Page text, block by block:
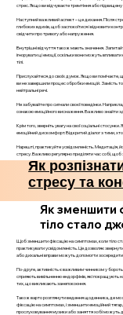
стрес. Якщо ви відчуваєте тремтіння або
Наступний важливий аспект – це дихання. Після
глибоких вдихів, щоб заспокоїтися і відновити
свідчити про тривогу або напруження.
Внутрішні відчуття також мають значення.
ігнорувати ці емоції, оскільки вони можуть
тілі.
Прислухайтеся до своїх думок. Якщо ви помічаєте,
ви не завершили процес обробки емоцій. Замість
нейтральні речі.
Не забувайте про сигнали своєї поведінки.
ознакою емоційного виснаження. Важливо знайти
Крім того, зверніть увагу на свої соціальні
емоційний дискомфорт. Відкритий діалог з тими,
Нарешті, практикуйте усвідомленість. Медитація,
стресу. Важливо регулярно приділяти час собі, щоб
Як
стресу та
Як зменшити
тіло стало
Щоб зменшити фіксацію на симптомах, коли тіло
практикувати усвідомленість. Це дозволяє
або дихальні вправи можуть допомогти
По-друге, активність є важливим чинником у
сприяють вивільненню ендорфінів, які покращують
тих, що викликають занепокоєння.
Також варто розглянути ведення щоденника, де
фіксацію на симптомах, і зменшити емоційний
прослуховування музики або заняття хобі можуть